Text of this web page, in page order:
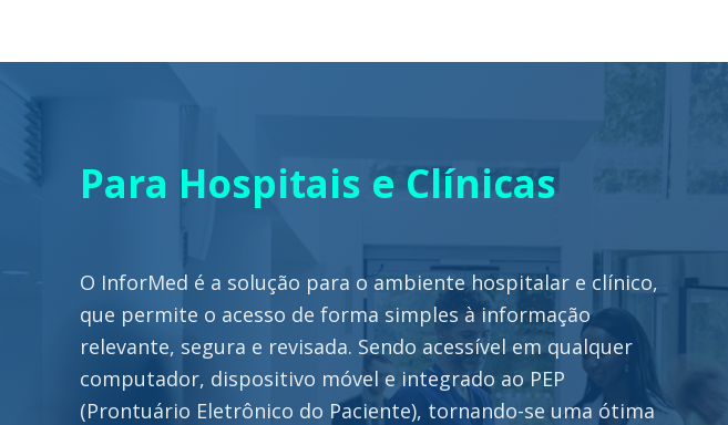
Para Hospitais e Clínicas
O InforMed é a solução para o ambiente hospitalar e clínico,
que permite o acesso de forma simples à informação
relevante, segura e revisada. Sendo acessível em qualquer
computador, dispositivo móvel e integrado ao PEP
(Prontuário Eletrônico do Paciente), tornando-se uma ótima